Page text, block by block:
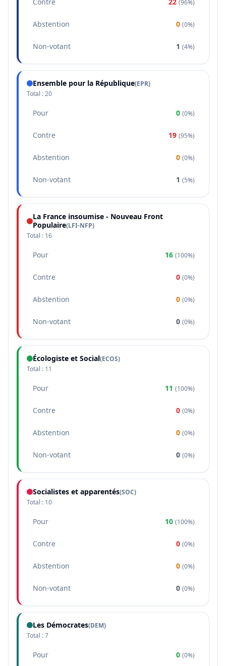
(96%)
Abstention 0 (0%)
Non-votant 1 (4%)
Ensemble pour la République(EPR)
Total :20
Pour 0 (0%)
Contre 19 (95%)
Abstention 0 (0%)
Non-votant 1 (5%)
La France insoumise - Nouveau Front
Populaire(LFI-NFP)
Total : 16
Pour 16 (100%)
Contre 0 (0%)
Abstention 0 (0%)
Non-votant 0 (0%)
Écologiste et Social(ECOS)
Total : 11
Pour 11 (100%)
Contre 0 (0%)
Abstention 0 (0%)
Non-votant 0 (0%)
Socialistes et apparentés(SOC)
Total : 10
Pour 10 (100%)
Contre 0 (0%)
Abstention 0 (0%)
Non-votant 0 (0%)
Les Démocrates(DEM)
Total :7
Pour 0 (0%)